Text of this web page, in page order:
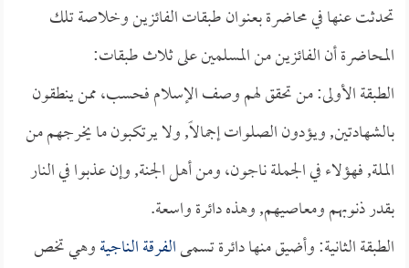
تحدثت عنها في محاضرة بعنوانطبقات الفائزين وخلاصة تلك
المحاضرة أن الفائزين من المسلمين على ثلاث طبقات:
الطبقة الأولى: من تحقق لهم وصف الإسلام فحسب، ممن ينطقون
بالشهادتين, ويؤدون الصلوات إجمالاً, ولا يرتكبون ما يخرجهم من
الملة, فهؤلاء في الجملة ناجون، ومن أهل الجنة, وإن عذبوا في النار
بقدر ذنوبهم ومعاصيهم, وهذه دائرة واسعة.
الطبقة الثانية: وأضيق منها دائرة تسمىالفرقة الناجيةوهي تخص